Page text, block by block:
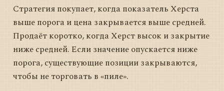
Стратегия покупает, когда показатель Херста
выше порога и цена закрывается выше средней.
Продаёт коротко, когда Херст высок и закрытие
ниже средней. Если значение опускается ниже
порога, существующие позиции закрываются,
чтобы не торговать в «пиле».